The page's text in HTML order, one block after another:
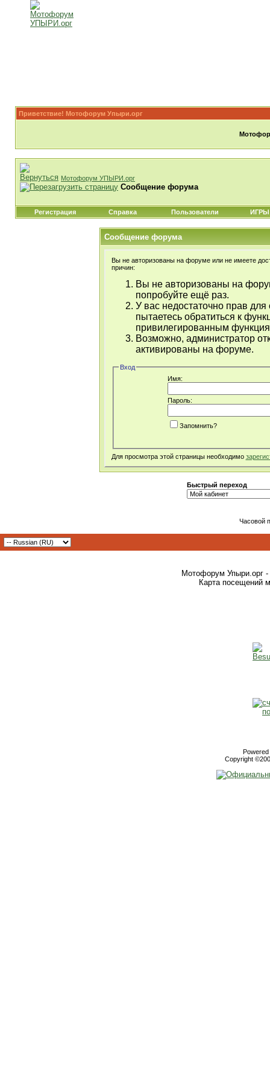
Приветствие! Мотофорум Упыри.орг
Мотофорум УПЫРИ.орг
Сообщение форума
Регистрация Справка Пользователи ИГРЫ
Сообщение форума
Вы не авторизованы на форуме или не имеете
причин:
Вы не авторизованы на
попробуйте ещё раз.
У вас недостаточно прав
пытаетесь обратиться к
привилегированным
Возможно, администратор
активированы на форуме.
Вход
Имя:
Пароль:
Запомнить?
Для просмотра этой страницы необходимо
Быстрый переход
Часовой
Мотофорум Упыри.орг -
Карта посещений
Copyright